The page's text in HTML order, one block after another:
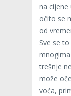
na cijene
očito se
od
Sve se
trešnje
može
voća,